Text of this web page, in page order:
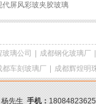
代屏风彩玻夹胶玻璃
璃公司 成都钢化玻璃厂
都车刻玻璃厂 成都辉煌明
杨先生 手机： 18084823625